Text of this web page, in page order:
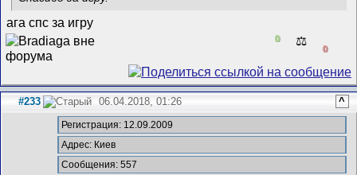
ага спс за игру
0 ⚖️
0
#233 06.04.2018, 01:26 ^
Регистрация: 12.09.2009
Адрес: Киев
Сообщения: 557